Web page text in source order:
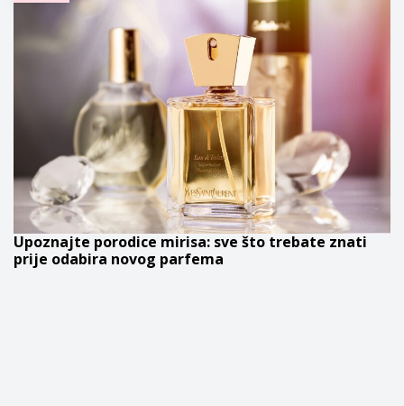
Upoznajte porodice mirisa: sve što trebate znati
prije odabira novog parfema